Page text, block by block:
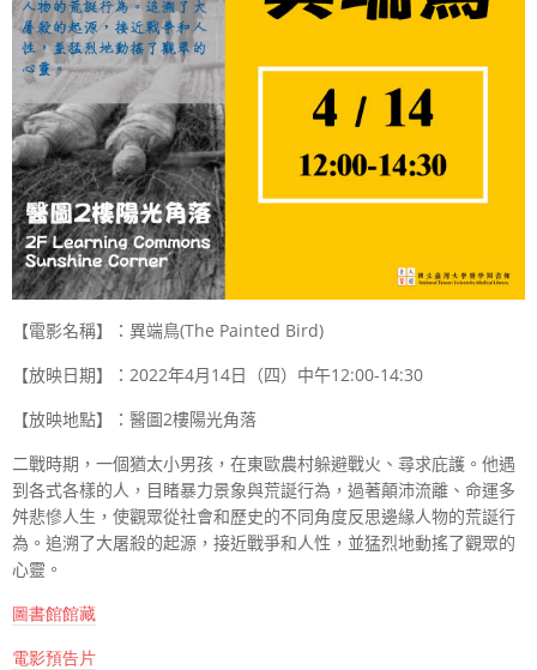
【電影名稱】：異端鳥(The Painted Bird)
【放映日期】： 2022年4月14日（四）中午12:00-14:30
【放映地點】：醫圖2樓陽光角落
二戰時期，一個猶太小男孩，在東歐農村躲避戰火、尋求庇護。他遇
到各式各樣的人，目睹暴力景象與荒誕行為，過著顛沛流離、命運多
舛悲慘人生，使觀眾從社會和歷史的不同角度反思邊緣人物的荒誕行
為。追溯了大屠殺的起源，接近戰爭和人性，並猛烈地動搖了觀眾的
心靈。
圖書館館藏
電影預告片